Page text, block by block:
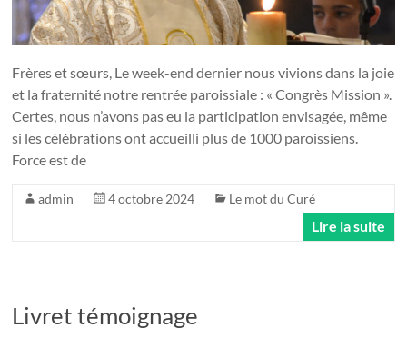
Frères et sœurs, Le week-end dernier nous vivions dans la joie
et la fraternité notre rentrée paroissiale : « Congrès Mission ».
Certes, nous n’avons pas eu la participation envisagée, même
si les célébrations ont accueilli plus de 1000 paroissiens.
Force est de
admin 4 octobre 2024 Le mot du Curé
Lire la suite
Livret témoignage ­